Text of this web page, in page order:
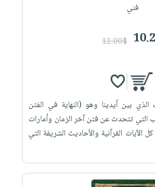
فني
12.00$
الذي بين أيدينا وهو (النهاية في الفتن
التي تتحدث عن فتن آخر الزمان وأمارات
الآيات القرآنية والأحاديث الشريفة التي